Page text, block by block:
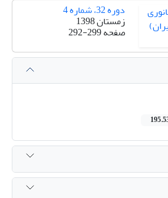
دوره 32، شماره 4
زمستان 1398
صفحه292-299